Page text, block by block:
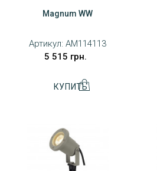
Magnum WW
Артикул: AM114113
5 515 грн.